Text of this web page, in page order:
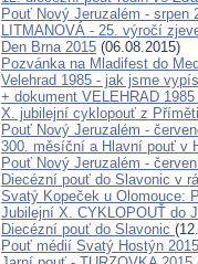
Pouť Nový Jeruzalém - srpen
LITMANOVÁ - 25. výročí
Den Brna 2015 (06.08.2015)
Pozvánka na Mladifest do
Velehrad 1985 - jak jsme
+ dokument VELEHRAD
X. jubilejní cyklopouť z
Pouť Nový Jeruzalém -
300. měsíční a Hlavní pouť v
Pouť Nový Jeruzalém -
Diecézní pouť do Slavonic v
Svatý Kopeček u Olomouce:
Jubilejní X. CYKLOPOUŤ do
Diecézní pouť do Slavonic
Pouť médií Svatý Hostýn 2015